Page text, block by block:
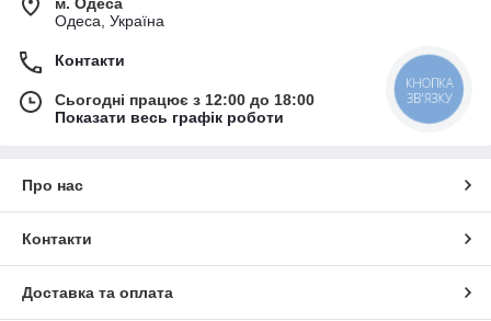
Одеса, Україна
Контакти
Сьогодні працює з 12:00 до 18:00
Показати весь графік роботи
Про нас
Контакти
Доставка та оплата
КНОПКА
ЗВ'ЯЗКУ